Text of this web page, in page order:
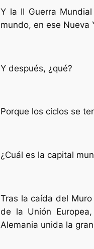
Y la II Guerra
mundo, en ese Nueva
Y después, ¿qué?
Porque los ciclos se
¿Cuál es la capital
Tras la caída del
de la Unión
Alemania unida la